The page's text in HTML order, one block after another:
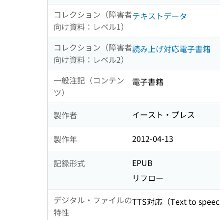
コレクション（障害者
向け資料：レベル1）
テキストデータ
コレクション（障害者
向け資料：レベル2）
読み上げ対応電子書籍
一般注記（コンテン
ツ）
電子書籍
製作者 イースト・プレス
製作年 2012-04-13
記録形式
EPUB
リフロー
デジタル・ファイルの
特性
TTS対応（Text to